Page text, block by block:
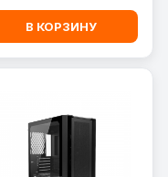
В КОРЗИНУ